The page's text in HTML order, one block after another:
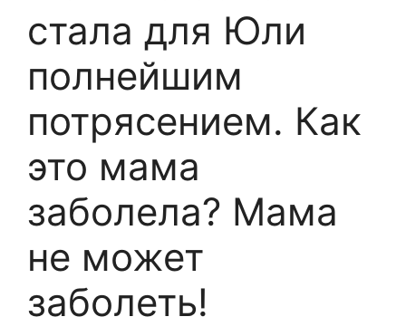
стала для Юли
полнейшим
потрясением. Как
это мама
заболела? Мама
не может
заболеть!